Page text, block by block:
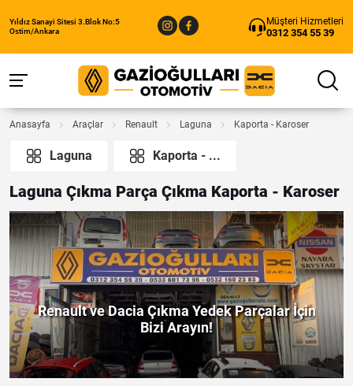
Yıldız Sanayi Sitesi 3.Blok No:5
Ostim/Ankara
Müşteri Hizmetleri
0312 354 55 39
Anasayfa Araçlar Renault Laguna Kaporta - Karoser
Laguna Kaporta - ...
Laguna Çıkma Parça Çıkma Kaporta - Karoser
Renault ve Dacia Çıkma Yedek Parçalar İçin
Bizi Arayın!